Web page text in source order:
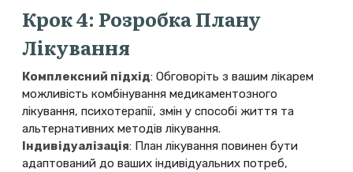
Крок 4: Розробка Плану
Лікування
Комплексний підхід: Обговоріть з вашим лікарем
можливість комбінування медикаментозного
лікування, психотерапії, змін у способі життя та
альтернативних методів лікування.
Індивідуалізація: План лікування повинен бути
адаптований до ваших індивідуальних потреб,